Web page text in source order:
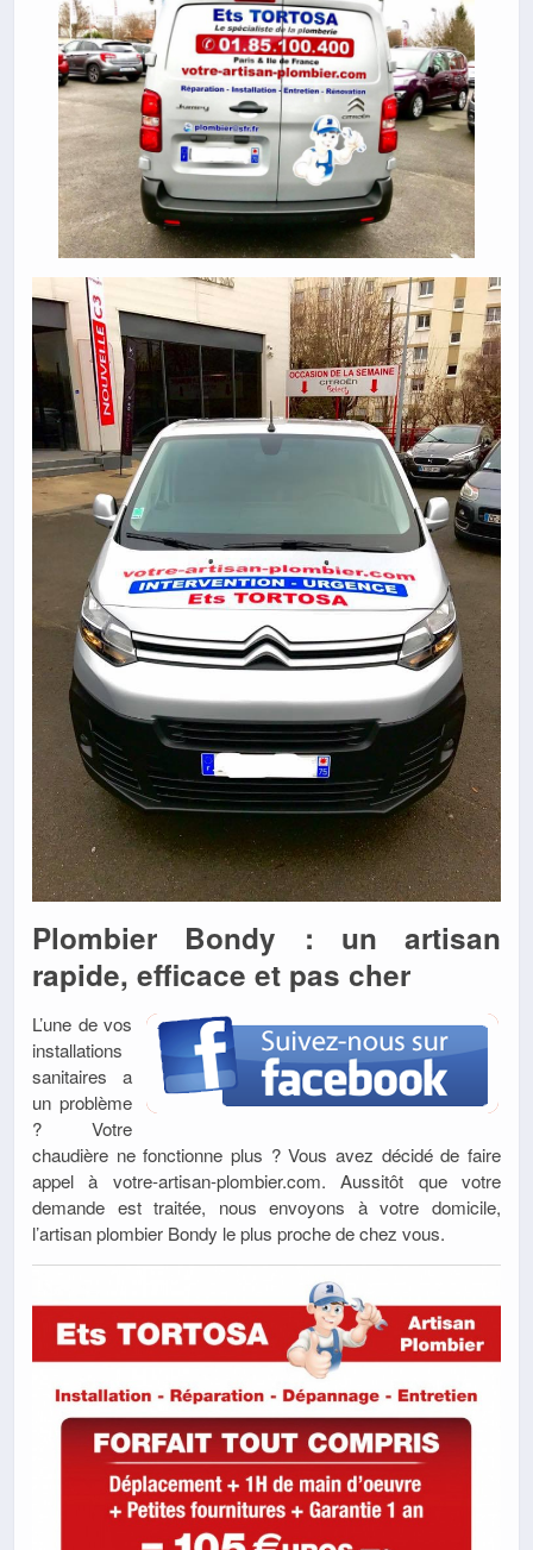
Plombier Bondy : un artisan
rapide, efficace et pas cher
L’une de vos
installations
sanitaires a
un problème
? Votre
chaudière ne fonctionne plus ? Vous avez décidé de faire
appel à votre-artisan-plombier.com. Aussitôt que votre
demande est traitée, nous envoyons à votre domicile,
l’artisan plombier Bondy le plus proche de chez vous.